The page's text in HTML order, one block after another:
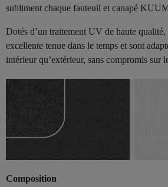
subliment chaque fauteuil et canapé
Dotés d’un traitement UV de haute
excellente tenue dans le temps et sont
intérieur qu’extérieur, sans compromis sur
Composition